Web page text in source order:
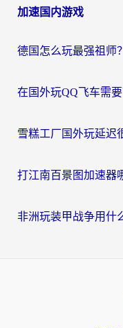
加速国内游戏